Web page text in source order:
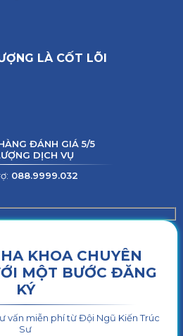
LÀ CỐT LÕI
ĐÁNH GIÁ 5/5
DỊCH VỤ
088.9999.032
KHOA CHUYÊN
MỘT BƯỚC ĐĂNG
KÝ
vấn miễn phí từ Đội Ngũ Kiến Trúc
Sư